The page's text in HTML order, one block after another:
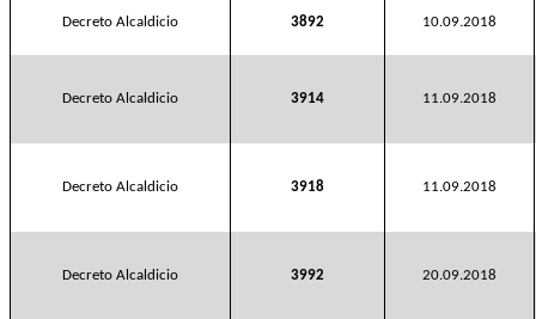
Decreto Alcaldicio 3892 10.09.2018
Decreto Alcaldicio 3914 11.09.2018
Decreto Alcaldicio 3918 11.09.2018
Decreto Alcaldicio 3992 20.09.2018